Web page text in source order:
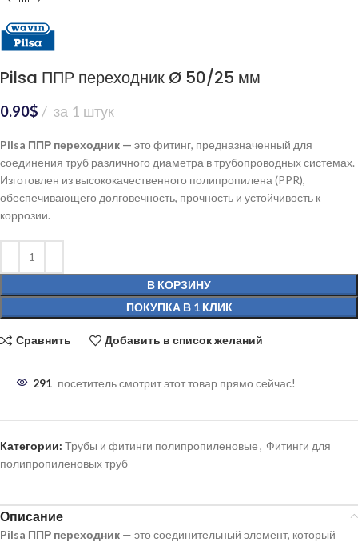
Pilsa ППР переходник Ø 50/25 мм
0.90$ за 1 штук
Pilsa ППР переходник — это фитинг, предназначенный для
соединения труб различного диаметра в трубопроводных системах.
Изготовлен из высококачественного полипропилена (PPR),
обеспечивающего долговечность, прочность и устойчивость к
коррозии.
В КОРЗИНУ
ПОКУПКА В 1 КЛИК
Сравнить Добавить в список желаний
291 посетитель смотрит этот товар прямо сейчас!
Категории: Трубы и фитинги полипропиленовые, Фитинги для
полипропиленовых труб
Описание
Pilsa ППР переходник — это соединительный элемент, который